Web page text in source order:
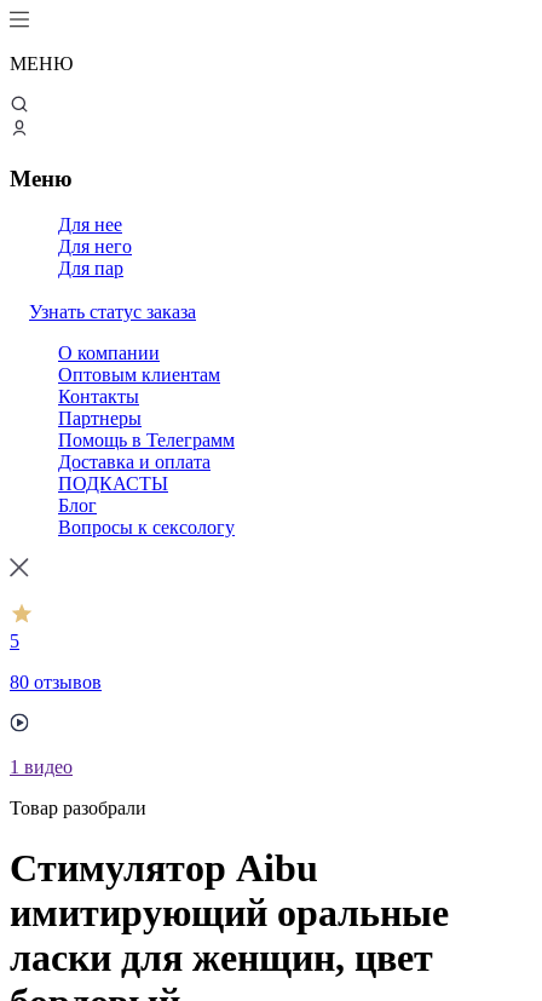
МЕНЮ
Меню
Для нее
Для него
Для пар
Узнать статус заказа
О компании
Оптовым клиентам
Контакты
Партнеры
Помощь в Телеграмм
Доставка и оплата
ПОДКАСТЫ
Блог
Вопросы к сексологу
5
80 отзывов
1 видео
Товар разобрали
Стимулятор Aibu
имитирующий оральные
ласки для женщин, цвет